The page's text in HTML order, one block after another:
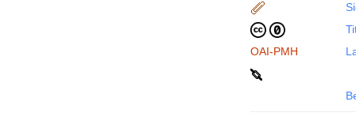
OAI-PMH